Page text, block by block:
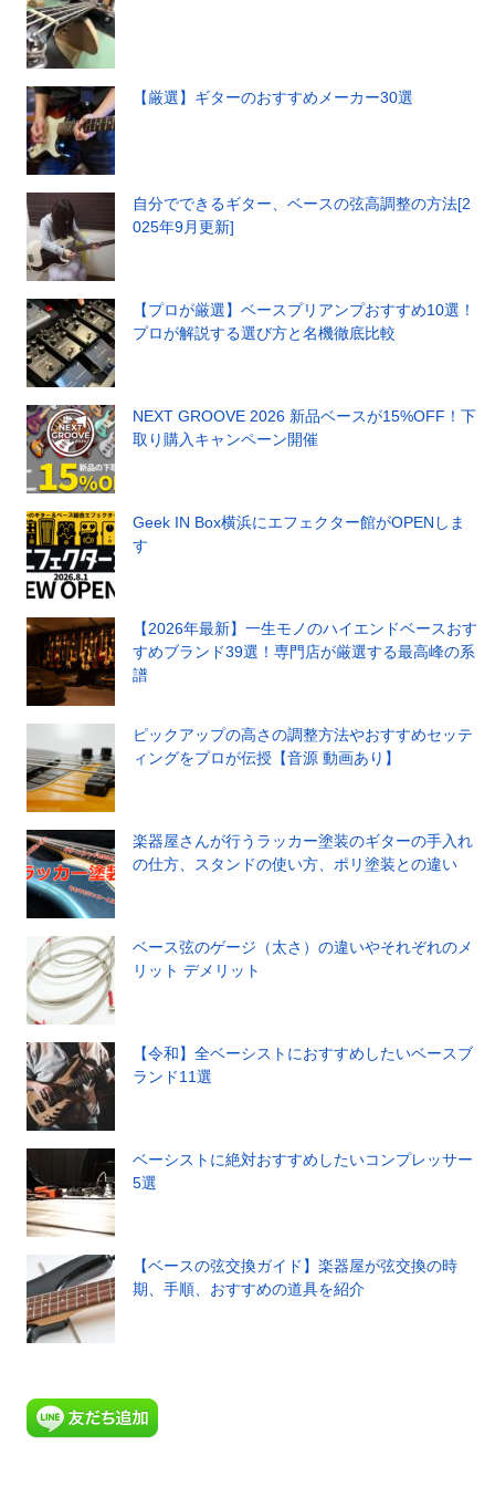
【厳選】ギターのおすすめメーカー30選
自分でできるギター、ベースの弦高調整の方法[2
025年9月更新]
【プロが厳選】ベースプリアンプおすすめ10選！
プロが解説する選び方と名機徹底比較
NEXT GROOVE 2026 新品ベースが15%OFF！下
取り購入キャンペーン開催
Geek IN Box横浜にエフェクター館がOPENしま
す
【2026年最新】一生モノのハイエンドベースおす
すめブランド39選！専門店が厳選する最高峰の系
譜
ピックアップの高さの調整方法やおすすめセッテ
ィングをプロが伝授【音源 動画あり】
楽器屋さんが行うラッカー塗装のギターの手入れ
の仕方、スタンドの使い方、ポリ塗装との違い
ベース弦のゲージ（太さ）の違いやそれぞれのメ
リット デメリット
【令和】全ベーシストにおすすめしたいベースブ
ランド11選
ベーシストに絶対おすすめしたいコンプレッサー
5選
【ベースの弦交換ガイド】楽器屋が弦交換の時
期、手順、おすすめの道具を紹介